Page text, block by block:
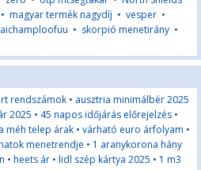
• magyar termék nagydíj • vesper •
• skorpió menetirány •
rendszámok • ausztria minimálbér 2025
2025 • 45 napos időjárás előrejelzés •
méh telep árak • várható euro árfolyam •
menetrendje • 1 aranykorona hány
• heets ár • lidl szép kártya 2025 • 1 m3